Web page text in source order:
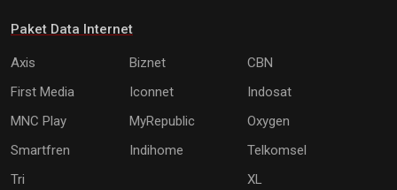
Paket Data Internet
Axis Biznet
CBN
First Media
Iconnet
Indosat
MNC Play
MyRepublic
Oxygen
Smartfren
Indihome
Telkomsel
Tri
XL